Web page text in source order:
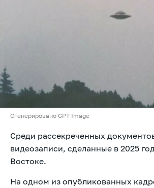
Сгенерировано GPT Image
Среди рассекреченных
видеозаписи, сделанные в 2025
Востоке.
На одном из опубликованных